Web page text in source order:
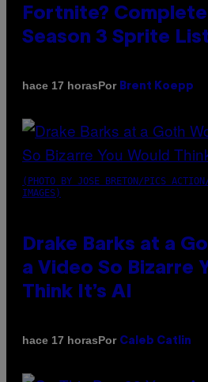
Fortnite?
Season 3 Sprite
hace 17 horasPor Brent Koepp
(PHOTO BY JOSE BRETON/PICS
IMAGES)
Drake Barks at a
a Video So Bizarre
Think It’s AI
hace 17 horasPor Caleb Catlin